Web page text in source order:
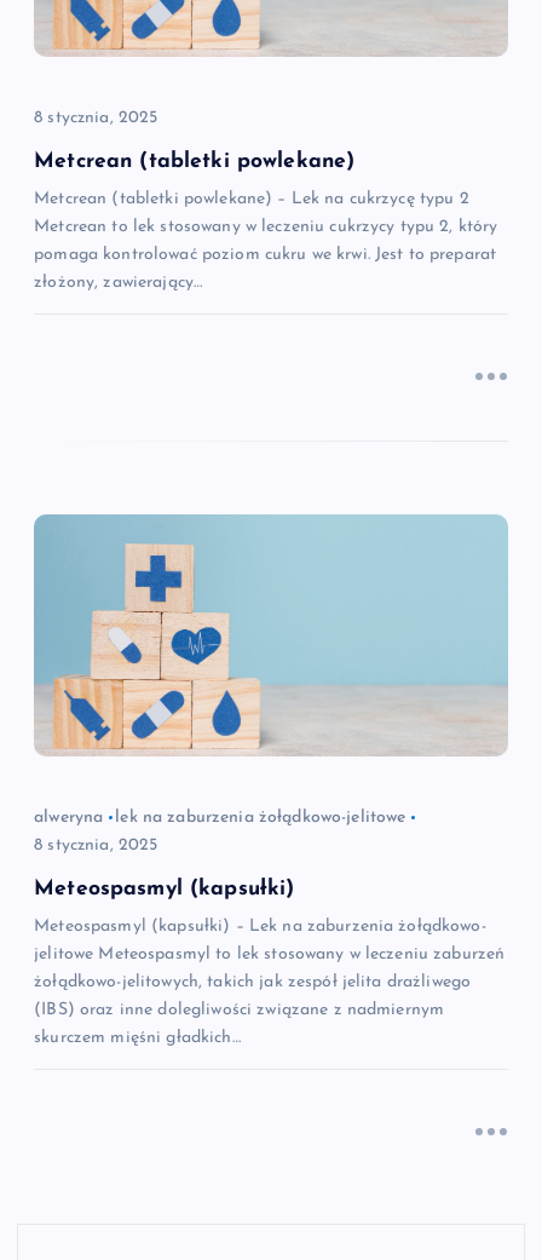
w
p
s
u
8 stycznia, 2025
Metcrean (tabletki powlekane)
Metcrean (tabletki powlekane) – Lek na cukrzycę typu 2
Metcrean to lek stosowany w leczeniu cukrzycy typu 2, który
pomaga kontrolować poziom cukru we krwi. Jest to preparat
złożony, zawierający…
alweryna
lek na zaburzenia żołądkowo-jelitowe
8 stycznia, 2025
Meteospasmyl (kapsułki)
Meteospasmyl (kapsułki) – Lek na zaburzenia żołądkowo-
jelitowe Meteospasmyl to lek stosowany w leczeniu zaburzeń
żołądkowo-jelitowych, takich jak zespół jelita drażliwego
(IBS) oraz inne dolegliwości związane z nadmiernym
skurczem mięśni gładkich…